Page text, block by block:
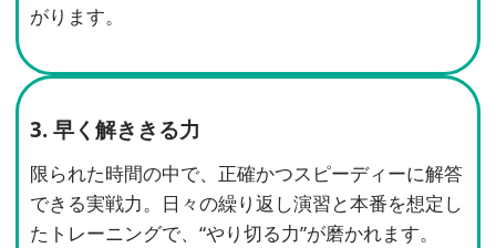
がります。
3. 早く解ききる力
限られた時間の中で、正確かつスピーディーに解答
できる実戦力。日々の繰り返し演習と本番を想定し
たトレーニングで、“やり切る力”が磨かれます。